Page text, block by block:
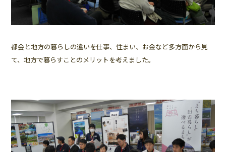
都会と地方の暮らしの違いを仕事、住まい、お金など多方面から見
て、地方で暮らすことのメリットを考えました。